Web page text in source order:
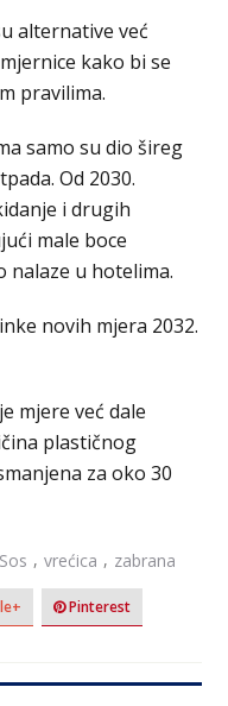
alternative već
kako bi se
pravilima.
samo su dio šireg
Od 2030.
i drugih
male boce
nalaze u hotelima.
novih mjera 2032.
mjere već dale
plastičnog
za oko 30
Sos , vrećica , zabrana
Pinterest